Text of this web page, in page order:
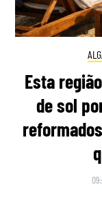
Esta
de sol